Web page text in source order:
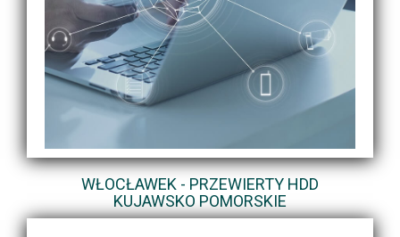
WŁOCŁAWEK - PRZEWIERTY HDD
KUJAWSKO POMORSKIE